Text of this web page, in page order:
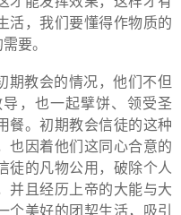
活，我们要懂得作物质的
要。
期教会的情况，他们不但
，也一起擘饼、领受圣
餐。初期教会信徒的这种
也因着他们这同心合意的
徒的凡物公用，破除个人
并且经历上帝的大能与大
个美好的团契生活，吸引